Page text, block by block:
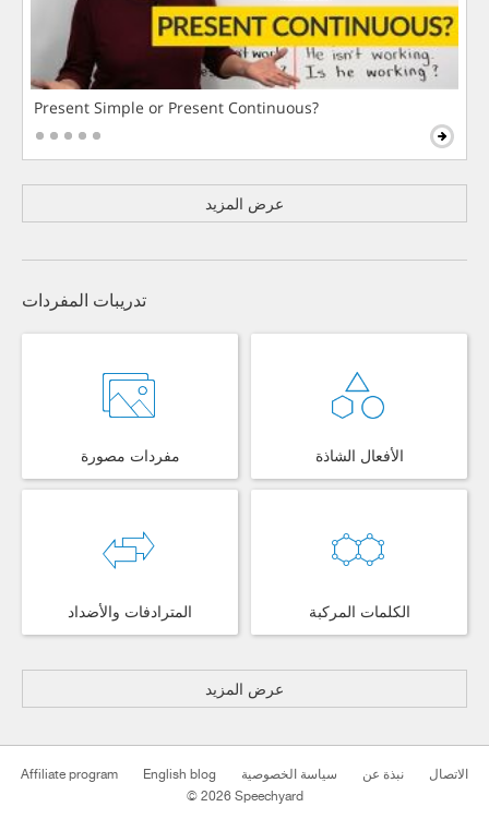
Present Simple or Present Continuous?
عرض المزيد
تدريبات المفردات
مفردات مصورة الأفعال الشاذة
المترادفات والأضداد الكلمات المركبة
عرض المزيد
Affiliate program English blog سياسة الخصوصية نبذة عن
الاتصال
© 2026 Speechyard